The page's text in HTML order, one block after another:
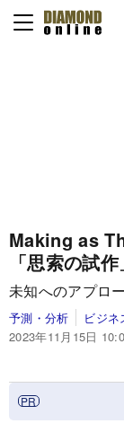
Making as
「思索の試作
未知へのアプ
予測・分析
ビジ
2023年11月15日